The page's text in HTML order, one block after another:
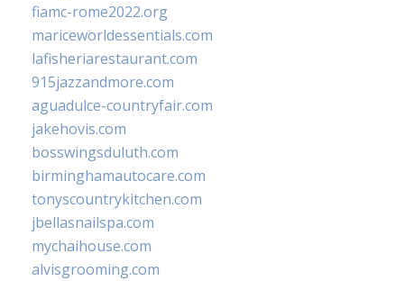
fiamc-rome2022.org
mariceworldessentials.com
lafisheriarestaurant.com
915jazzandmore.com
aguadulce-countryfair.com
jakehovis.com
bosswingsduluth.com
birminghamautocare.com
tonyscountrykitchen.com
jbellasnailspa.com
mychaihouse.com
alvisgrooming.com